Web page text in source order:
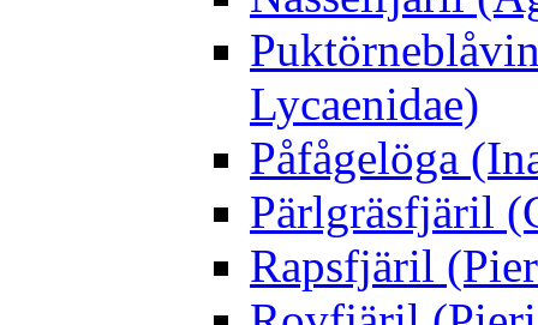
Lycaenidae)
Påfågelöga
Pärlgräsfjäril
Rapsfjäril